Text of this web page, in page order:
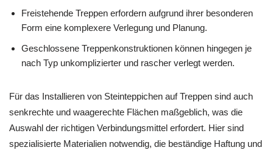
Freistehende Treppen erfordern aufgrund ihrer besonderen
Form eine komplexere Verlegung und Planung.
Geschlossene Treppenkonstruktionen können hingegen je
nach Typ unkomplizierter und rascher verlegt werden.
Für das Installieren von Steinteppichen auf Treppen sind auch
senkrechte und waagerechte Flächen maßgeblich, was die
Auswahl der richtigen Verbindungsmittel erfordert. Hier sind
spezialisierte Materialien notwendig, die beständige Haftung und